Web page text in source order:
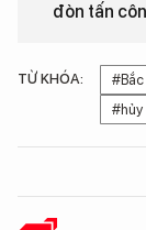
đòn tấn
TỪ KHÓA:
#hủy